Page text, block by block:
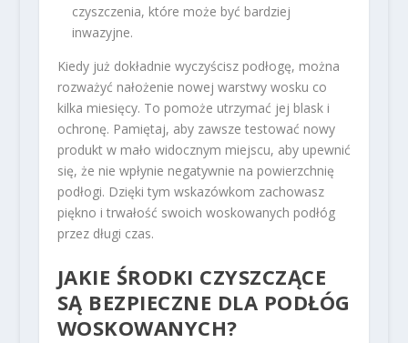
czyszczenia, które może być bardziej
inwazyjne.
Kiedy już dokładnie wyczyścisz podłogę, można
rozważyć nałożenie nowej warstwy wosku co
kilka miesięcy. To pomoże utrzymać jej blask i
ochronę. Pamiętaj, aby zawsze testować nowy
produkt w mało widocznym miejscu, aby upewnić
się, że nie wpłynie negatywnie na powierzchnię
podłogi. Dzięki tym wskazówkom zachowasz
piękno i trwałość swoich woskowanych podłóg
przez długi czas.
JAKIE ŚRODKI CZYSZCZĄCE
SĄ BEZPIECZNE DLA PODŁÓG
WOSKOWANYCH?